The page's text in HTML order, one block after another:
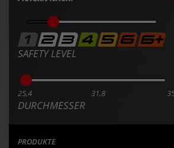
SAFETY LEVEL
25,4 31,8
DURCHMESSER
PRODUKTE